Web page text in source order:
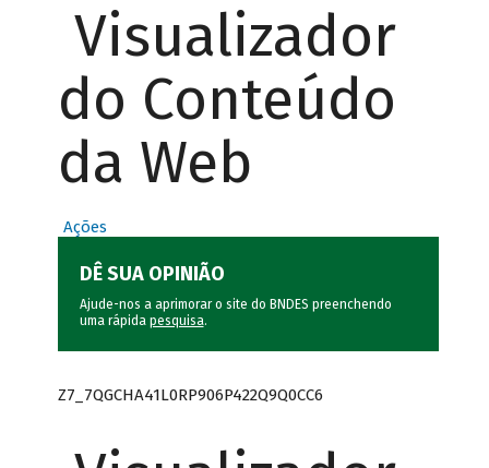
Visualizador
do Conteúdo
da Web
Ações
DÊ SUA OPINIÃO
Ajude-nos a aprimorar o site do BNDES preenchendo
uma rápida pesquisa.
Z7_7QGCHA41L0RP906P422Q9Q0CC6